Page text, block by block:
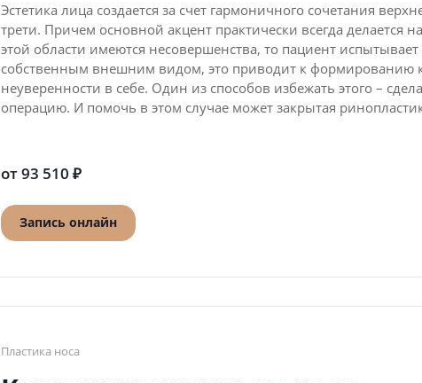
Эстетика лица создается за счет гармоничного сочетания
трети. Причем основной акцент практически всегда делается
этой области имеются несовершенства, то пациент
собственным внешним видом, это приводит к формированию
неуверенности в себе. Один из способов избежать этого –
операцию. И помочь в этом случае может закрытая
от 93 510 ₽
Запись онлайн
Пластика носа